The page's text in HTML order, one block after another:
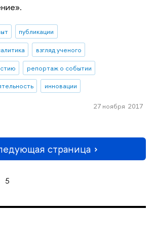
публикации
взгляд ученого
репортаж о событии
инновации
27 ноября 2017
страница
5